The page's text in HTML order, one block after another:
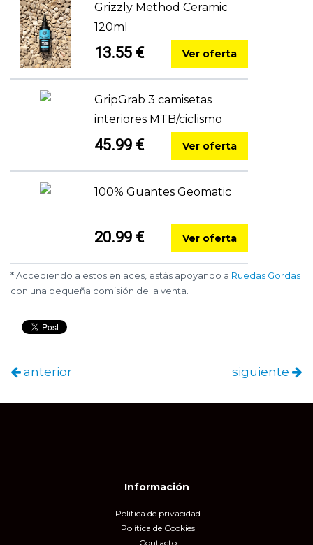
Grizzly Method Ceramic
120ml
13.55 € Ver oferta
GripGrab 3 camisetas
interiores MTB/ciclismo
45.99 € Ver oferta
100% Guantes Geomatic
20.99 € Ver oferta
* Accediendo a estos enlaces, estás apoyando a Ruedas Gordas
con una pequeña comisión de la venta.
anterior siguiente
Información
Política de privacidad
Política de Cookies
Contacto